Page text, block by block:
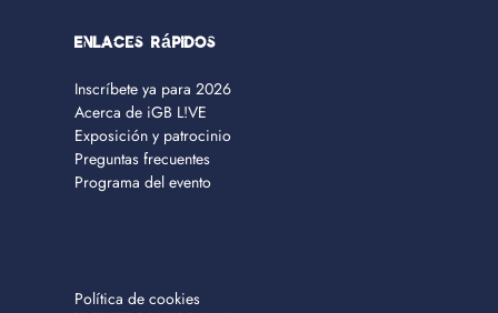
Enlaces rápidos
Inscríbete ya para 2026
Acerca de iGB L!VE
Exposición y patrocinio
Preguntas frecuentes
Programa del evento
Política de cookies